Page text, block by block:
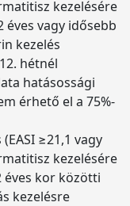
kezelésére
éves vagy idősebb
kezelés
hétnél
hatásossági
érhető el a 75%-
≥21,1 vagy
kezelésére
éves kor közötti
kezelésre